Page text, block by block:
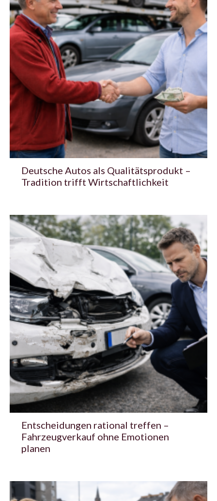
Deutsche Autos als Qualitätsprodukt –
Tradition trifft Wirtschaftlichkeit
Entscheidungen rational treffen –
Fahrzeugverkauf ohne Emotionen
planen